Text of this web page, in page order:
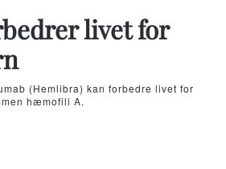
livet for
(Hemlibra) kan forbedre livet for
hæmofili A.